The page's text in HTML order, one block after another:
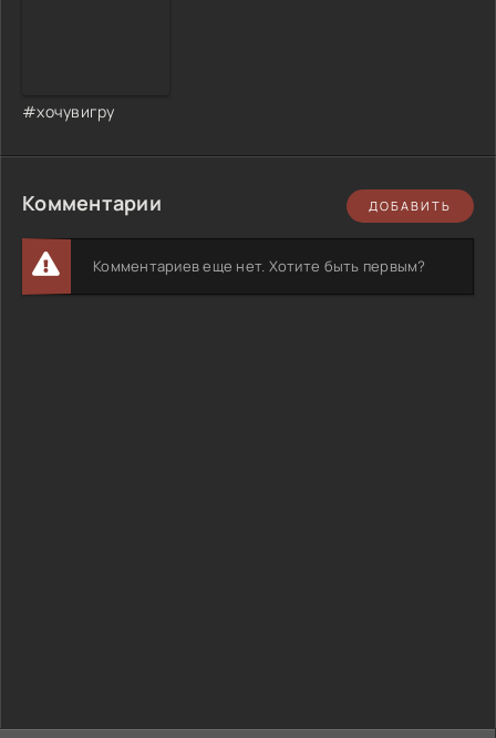
#хочувигру
Комментарии ДОБАВИТЬ
Комментариев еще нет. Хотите быть первым?